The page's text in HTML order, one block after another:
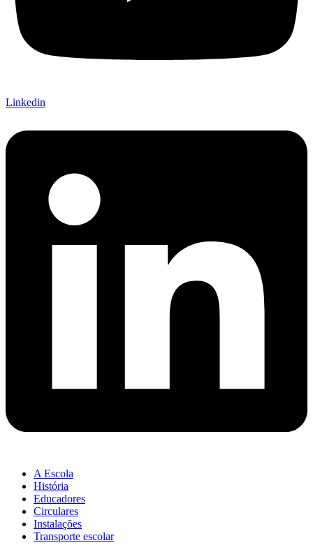
Linkedin
A Escola
História
Educadores
Circulares
Instalações
Transporte escolar